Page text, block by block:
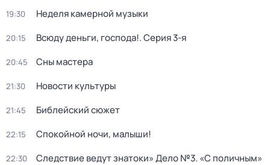
19:30 Неделя камерной музыки
20:15 Всюду деньги, господа!. Серия 3-я
20:45 Сны мастера
21:30 Новости культуры
21:45 Библейский сюжет
22:15 Спокойной ночи, малыши!
22:30 Следствие ведут знатоки» Дело №3. «С поличным»